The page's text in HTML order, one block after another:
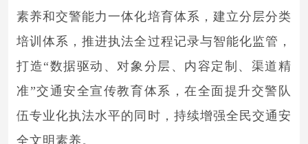
素养和交警能力一体化培育体系，建立分层分类
培训体系，推进执法全过程记录与智能化监管，
打造“数据驱动、对象分层、内容定制、渠道精
准”交通安全宣传教育体系，在全面提升交警队
伍专业化执法水平的同时，持续增强全民交通安
全文明素养。